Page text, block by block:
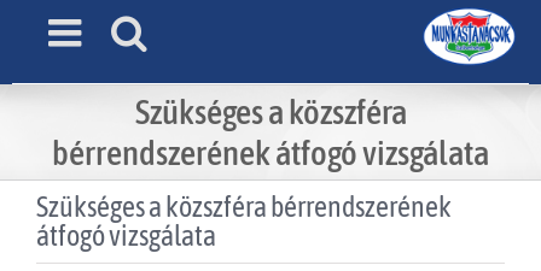
Szükséges a közszféra
bérrendszerének átfogó vizsgálata
Szükséges a közszféra bérrendszerének
átfogó vizsgálata